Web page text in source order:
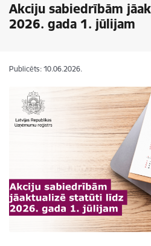
Akciju sabiedrībām
2026. gada 1. jūlijam
Publicēts: 10.06.2026.